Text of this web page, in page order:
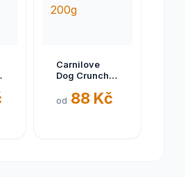
Carnilove
Dog Crunchy
Mackerel &
od 88 Kč